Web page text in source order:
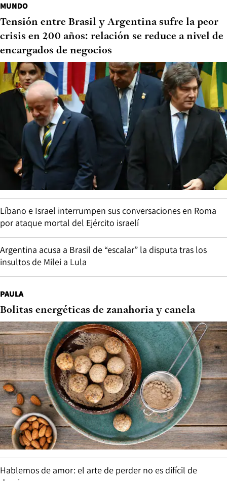
MUNDO
Tensión entre Brasil y Argentina sufre la peor
crisis en 200 años: relación se reduce a nivel de
encargados de negocios
Líbano e Israel interrumpen sus conversaciones en Roma
por ataque mortal del Ejército israelí
Argentina acusa a Brasil de “escalar” la disputa tras los
insultos de Milei a Lula
PAULA
Bolitas energéticas de zanahoria y canela
Hablemos de amor: el arte de perder no es difícil de